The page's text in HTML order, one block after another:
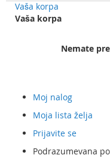
Vaša korpa
Vaša korpa
Nemate
Moj nalog
Moja lista želja
Prijavite se
Podrazumevana